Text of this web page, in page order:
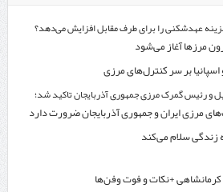
عهدشکنی را برای طرف مقابل افزایش می‌دهد؟
مرزها آغاز می‌شود
اسپانیا بر سر کنترل‌های مرزی
و رئیس گمرک مرزی جمهوری آذربایجان تاکید شد؛
مرزی ایران و جمهوری آذربایجان ضرورت دارد
زندگی سلام می‌کند
+نکات و فوت وفن‌ها